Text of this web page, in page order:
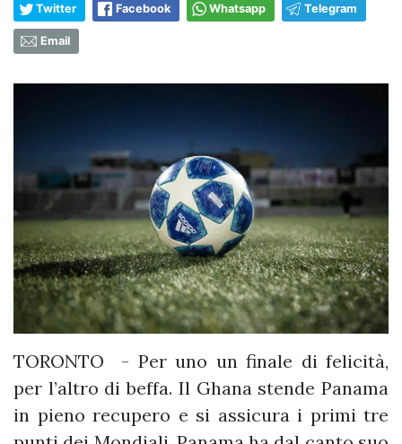
Twitter Facebook Whatsapp Telegram
Email
TORONTO - Per uno un finale di felicità,
per l’altro di beffa. Il Ghana stende Panama
in pieno recupero e si assicura i primi tre